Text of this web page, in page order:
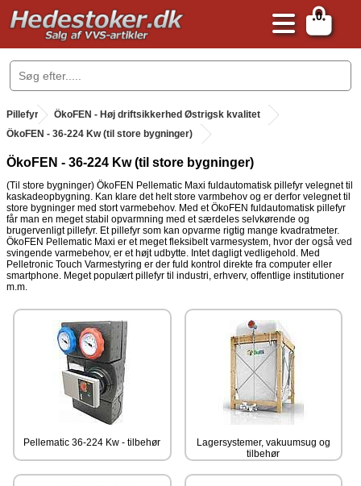
0
.
Pillefyr . ÖkoFEN - Høj driftsikkerhed Østrigsk kvalitet
ÖkoFEN - 36-224 Kw (til store bygninger)
ÖkoFEN - 36-224 Kw (til store bygninger)
(Til store bygninger) ÖkoFEN Pellematic Maxi fuldautomatisk pillefyr velegnet til
kaskadeopbygning. Kan klare det helt store varmbehov og er derfor velegnet til
store bygninger med stort varmebehov. Med et ÖkoFEN fuldautomatisk pillefyr
får man en meget stabil opvarmning med et særdeles selvkørende og
brugervenligt pillefyr. Et pillefyr som kan opvarme rigtig mange kvadratmeter.
ÖkoFEN Pellematic Maxi er et meget fleksibelt varmesystem, hvor der også ved
svingende varmebehov, er et højt udbytte. Intet dagligt vedligehold. Med
Pelletronic Touch Varmestyring er der fuld kontrol direkte fra computer eller
smartphone. Meget populært pillefyr til industri, erhverv, offentlige institutioner
m.m.
Pellematic 36-224 Kw - tilbehør
Lagersystemer, vakuumsug og
tilbehør